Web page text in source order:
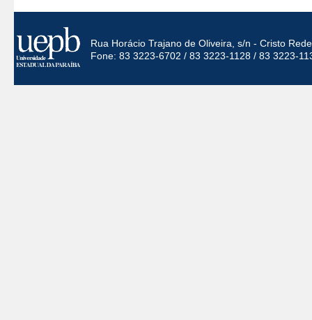
Rua Horácio Trajano de Oliveira, s/n - Cristo
Fone: 83 3223-6702 / 83 3223-1128 / 83 3223-